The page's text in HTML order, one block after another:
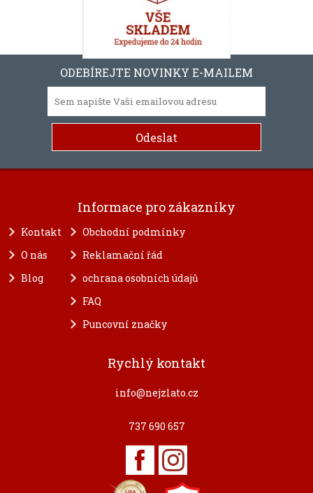
ODEBÍREJTE NOVINKY E-MAILEM
Informace pro zákazníky
Kontakt
O nás
Blog
Obchodní podmínky
Reklamační řád
ochrana osobních údajů
FAQ
Puncovní značky
Rychlý kontakt
info@nejzlato.cz
737 690 657